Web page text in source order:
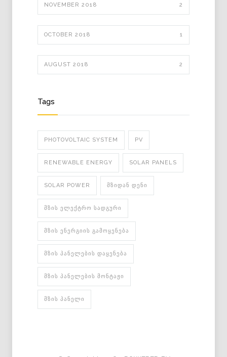
NOVEMBER 2018 2
OCTOBER 2018 1
AUGUST 2018 2
Tags
PHOTOVOLTAIC SYSTEM PV
RENEWABLE ENERGY SOLAR PANELS
SOLAR POWER ᲛᲖᲘᲓᲐᲜ ᲓᲔᲜᲘ
ᲛᲖᲘᲡ ᲔᲚᲔᲥᲢᲠᲝ ᲡᲐᲓᲒᲣᲠᲘ
ᲛᲖᲘᲡ ᲔᲜᲔᲠᲒᲘᲘᲡ ᲒᲐᲛᲝᲧᲔᲜᲔᲑᲐ
ᲛᲖᲘᲡ ᲞᲐᲜᲔᲚᲔᲑᲘᲡ ᲓᲐᲧᲔᲜᲔᲑᲐ
ᲛᲖᲘᲡ ᲞᲐᲜᲔᲚᲔᲑᲘᲡ ᲛᲝᲜᲢᲐᲟᲘ
ᲛᲖᲘᲡ ᲞᲐᲜᲔᲚᲘ